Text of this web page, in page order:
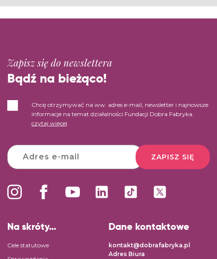
Zapisz się do newslettera
Bądź na bieżąco!
Chcę otrzymywać na ww. adres e-mail, newsletter i najnowsze
informacje na temat działalności Fundacji Dobra Fabryka.
czytaj więcej
ZAPISZ SIĘ
Na skróty…
Cele statutowe
Dane kontaktowe
kontakt@dobrafabryka.pl
Adres Biura